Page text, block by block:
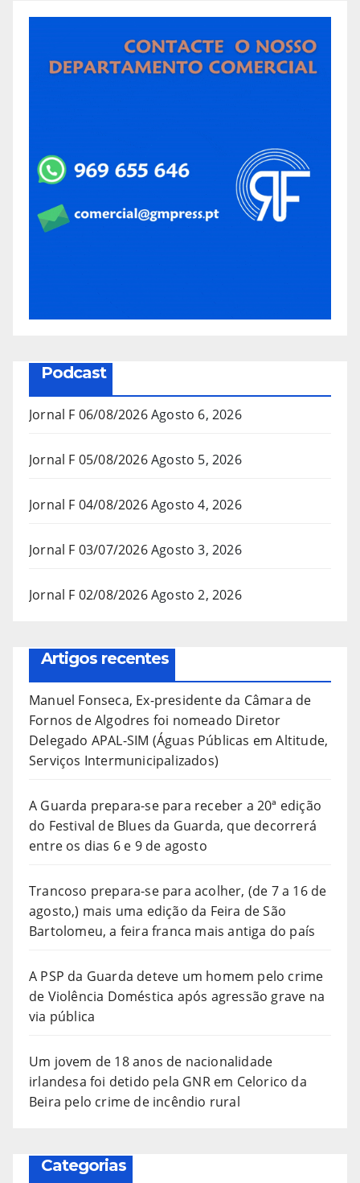
Podcast
Jornal F 06/08/2026Agosto 6, 2026
Jornal F 05/08/2026Agosto 5, 2026
Jornal F 04/08/2026Agosto 4, 2026
Jornal F 03/07/2026Agosto 3, 2026
Jornal F 02/08/2026Agosto 2, 2026
Artigos recentes
Manuel Fonseca, Ex-presidente da Câmara de
Fornos de Algodres foi nomeado Diretor
Delegado APAL-SIM (Águas Públicas em Altitude,
Serviços Intermunicipalizados)
A Guarda prepara-se para receber a 20ª edição
do Festival de Blues da Guarda, que decorrerá
entre os dias 6 e 9 de agosto
Trancoso prepara-se para acolher, (de 7 a 16 de
agosto,) mais uma edição da Feira de São
Bartolomeu, a feira franca mais antiga do país
A PSP da Guarda deteve um homem pelo crime
de Violência Doméstica após agressão grave na
via pública
Um jovem de 18 anos de nacionalidade
irlandesa foi detido pela GNR em Celorico da
Beira pelo crime de incêndio rural
Categorias